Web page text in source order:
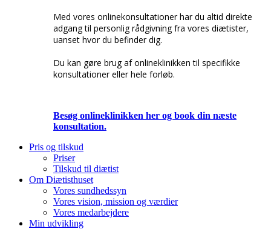
Med vores onlinekonsultationer har du altid direkte
adgang til personlig rådgivning fra vores diætister,
uanset hvor du befinder dig.
Du kan gøre brug af onlineklinikken til specifikke
konsultationer eller hele forløb.
Besøg onlineklinikken her og book din næste
konsultation.
Pris og tilskud
Priser
Tilskud til diætist
Om Diætisthuset
Vores sundhedssyn
Vores vision, mission og værdier
Vores medarbejdere
Min udvikling